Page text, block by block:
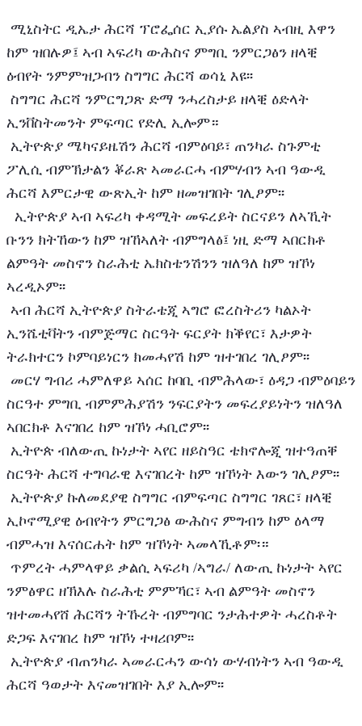
ከም ዝበሉዎ፤ ኣብ ኣፍሪካ ውሕስና ምግቢ ንምርጋፅን ዘላቒ
ዕብየት ንምምዝጋብን ስግግር ሕርሻ ወሳኒ እዩ፡፡
ኢንቨስትመንት ምፍጣር የድሊ ኢሎም።
ፖሊሲ ብምኽታልን ቖራጽ ኣመራርሓ ብምሃብን ኣብ ዓውዲ
ሕርሻ እምርታዊ ውጽኢት ከም ዘመዝገበት ገሊፆም፡፡
ቡንን ክትኸውን ከም ዝኸኣለት ብምግላፅ፤ ነዚ ድማ ኣበርክቶ
ልምዓት መስኖን ስራሕቲ ኤክስቴንሽንን ዝለዓለ ከም ዝኾነ
ኣረዲኦም፡፡
ኢንሼቲቫትን ብምጅማር ስርዓት ፍርያት ክቕየር፣ እታዎት
ትራክተርን ኮምባይነርን ክመሓየሽ ከም ዝተገበረ ገሊፆም፡፡
ስርዓተ ምግቢ ብምምሕያሽን ንፍርያትን መፍረያይነትን ዝለዓለ
ኣበርክቶ እናገበረ ከም ዝኾነ ሓቢሮም፡፡
ስርዓት ሕርሻ ተግባራዊ እናገበረት ከም ዝኾነት እውን ገሊፆም፡፡
ኢኮኖሚያዊ ዕብየትን ምርግጋፅ ውሕስና ምግብን ከም ዕላማ
ብምሓዝ እናሰርሐት ከም ዝኾነት ኣመላኺቶም፡።
ንምፅዋር ዘኽእሉ ስራሕቲ ምምኻር፣ ኣብ ልምዓት መስኖን
ዝተመሓየሸ ሕርሻን ትኹረት ብምግባር ንታሕተዎት ሓረስቶት
ድጋፍ እናገበረ ከም ዝኾነ ተዛሪቦም፡፡
ሕርሻ ዓወታት እናመዝገበት እያ ኢሎም፡፡